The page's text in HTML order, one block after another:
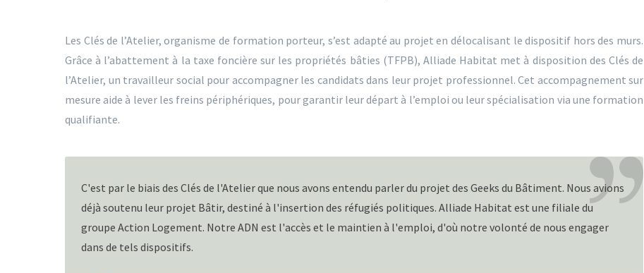
Les Clés de l’Atelier, organisme de formation porteur, s’est adapté au projet en délocalisant le dispositif hors des murs.
Grâce à l’abattement à la taxe foncière sur les propriétés bâties (TFPB), Alliade Habitat met à disposition des Clés de
l’Atelier, un travailleur social pour accompagner les candidats dans leur projet professionnel. Cet accompagnement sur
mesure aide à lever les freins périphériques, pour garantir leur départ à l’emploi ou leur spécialisation via une formation
qualifiante.
C'est par le biais des Clés de l'Atelier que nous avons entendu parler du projet des Geeks du Bâtiment. Nous avions
déjà soutenu leur projet Bâtir, destiné à l'insertion des réfugiés politiques. Alliade Habitat est une filiale du
groupe Action Logement. Notre ADN est l'accès et le maintien à l'emploi, d'où notre volonté de nous engager
dans de tels dispositifs.